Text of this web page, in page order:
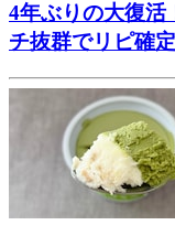
4年ぶりの大復活
チ抜群でリピ確